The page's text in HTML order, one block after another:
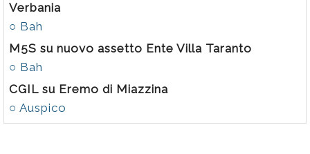
Verbania
○ Bah
M5S su nuovo assetto Ente Villa Taranto
○ Bah
CGIL su Eremo di Miazzina
○ Auspico